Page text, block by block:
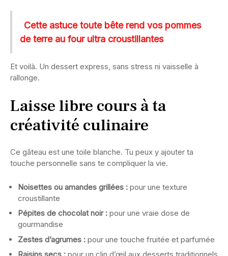
Cette astuce toute bête rend vos pommes
de terre au four ultra croustillantes
Et voilà. Un dessert express, sans stress ni vaisselle à
rallonge.
Laisse libre cours à ta
créativité culinaire
Ce gâteau est une toile blanche. Tu peux y ajouter ta
touche personnelle sans te compliquer la vie.
Noisettes ou amandes grillées : pour une texture
croustillante
Pépites de chocolat noir : pour une vraie dose de
gourmandise
Zestes d’agrumes : pour une touche fruitée et parfumée